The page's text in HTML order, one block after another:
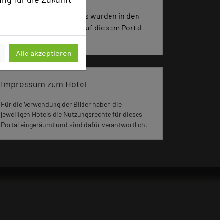
Alle akzeptieren
1854 Seiten dieses Hotels wurden in den
vergangenen 30 Tagen auf diesem Portal
aufgerufen.
Impressum zum Hotel
Für die Verwendung der Bilder haben die
jeweiligen Hotels die Nutzungsrechte für dieses
Portal eingeräumt und sind dafür verantwortlich.